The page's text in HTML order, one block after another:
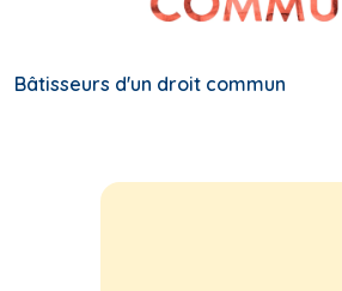
Bâtisseurs d'un droit commun